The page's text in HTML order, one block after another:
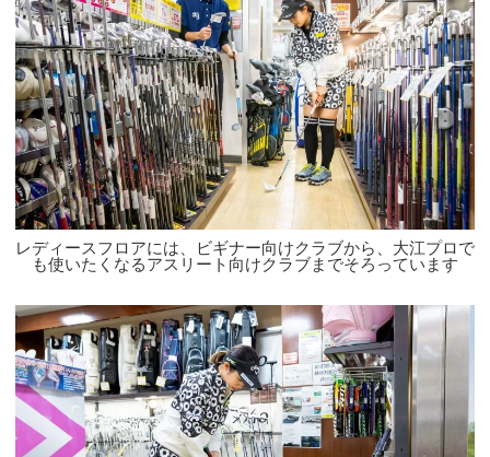
レディースフロアには、ビギナー向けクラブから、大江プロで
も使いたくなるアスリート向けクラブまでそろっています